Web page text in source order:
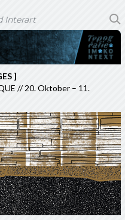
]
// 20. Oktober – 11.
Interart